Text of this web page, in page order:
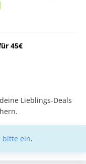
45€
Lieblings-Deals
bitte ein.